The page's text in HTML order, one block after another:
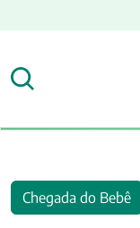
Chegada do Bebê